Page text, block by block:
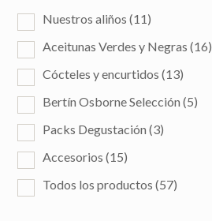
Nuestros aliños (11)
Aceitunas Verdes y Negras (16)
Cócteles y encurtidos (13)
Bertín Osborne Selección (5)
Packs Degustación (3)
Accesorios (15)
Todos los productos (57)